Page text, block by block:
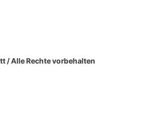
/ Alle Rechte vorbehalten